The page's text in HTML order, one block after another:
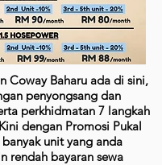
Coway Baharu ada di sini,
penyongsang dan
perkhidmatan 7 langkah
dengan Promosi Pukal
unit yang anda
rendah bayaran sewa